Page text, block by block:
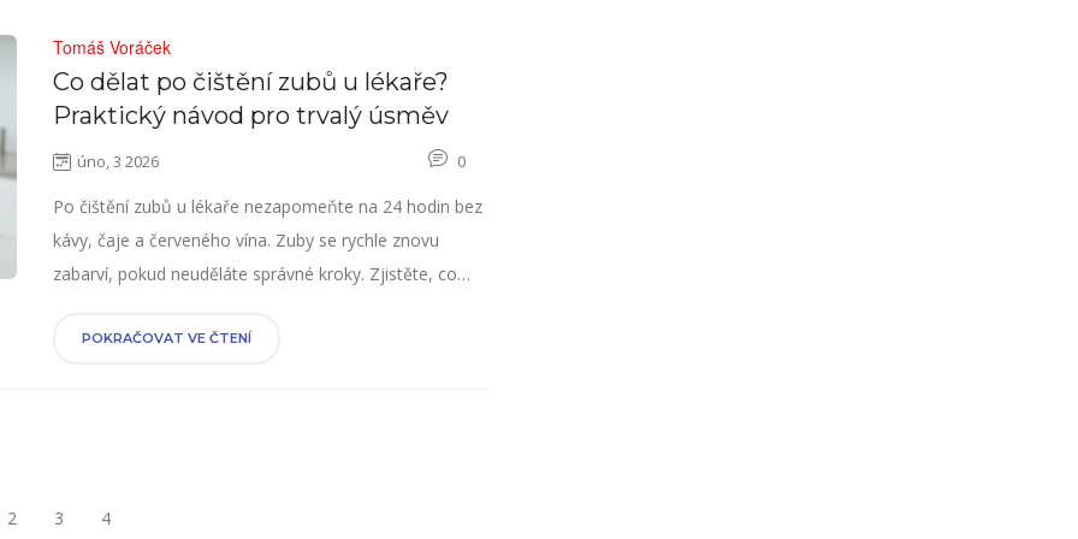
Tomáš Voráček
Co dělat po čištění zubů u lékaře?
Praktický návod pro trvalý úsměv
úno, 3 2026 0
Po čištění zubů u lékaře nezapomeňte na 24 hodin bez
kávy, čaje a červeného vína. Zuby se rychle znovu
zabarví, pokud neuděláte správné kroky. Zjistěte, co
POKRAČOVAT VE ČTENÍ
2 3 4